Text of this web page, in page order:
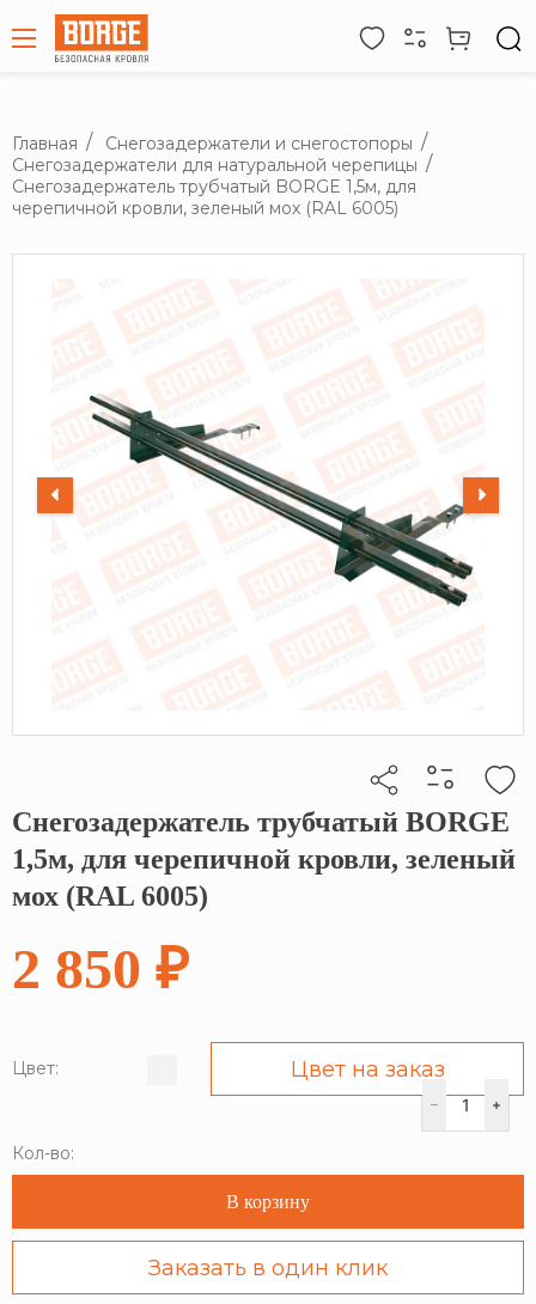
Главная
Снегозадержатели и снегостопоры
Снегозадержатели для натуральной черепицы
Снегозадержатель трубчатый BORGE 1,5м, для
черепичной кровли, зеленый мох (RAL 6005)
Кликните, чтобы скопировать прямую ссылку
Снегозадержатель трубчатый BORGE
1,5м, для черепичной кровли, зеленый
мох (RAL 6005)
2 850 ₽
Цвет: Цвет на заказ
Кол-во:
В корзину
Заказать в один клик